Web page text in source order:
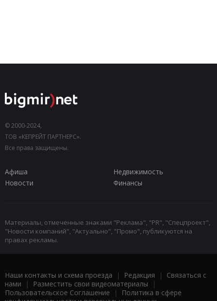
© 2000-2024,
ТОВ «КЕПРЕЙТ ПАРТНЕРС».
Все права защищены.
Афиша
Недвижимость
Новости
Финансы
Материалы, отмеченные знаками "Реклама", "PR", "Спецпроект",
"Новости компаний", "Актуально", "Промо", публикуются на
правах рекламы.
Наши контакты и схема проезда | Редакция | Связаться с
нами | Разместить свои видеоматериалы |
Пользовательское Соглашение |
Политика в сфере